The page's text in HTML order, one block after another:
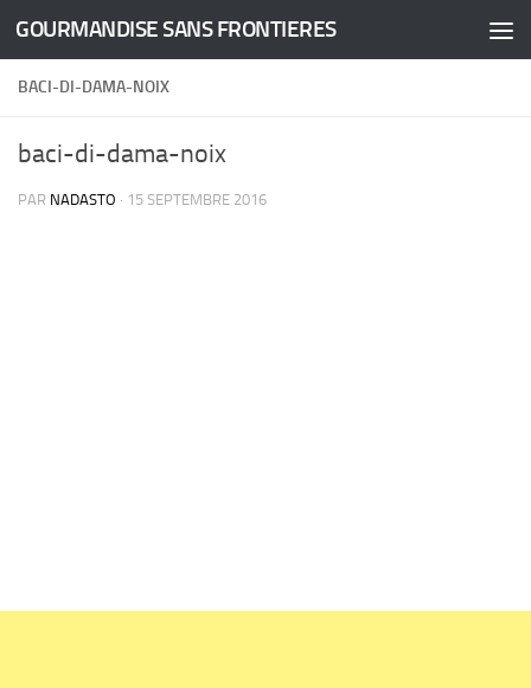
Skip to content
GOURMANDISE SANS FRONTIERES
BACI-DI-DAMA-NOIX
baci-di-dama-noix
PAR NADASTO · 15 SEPTEMBRE 2016